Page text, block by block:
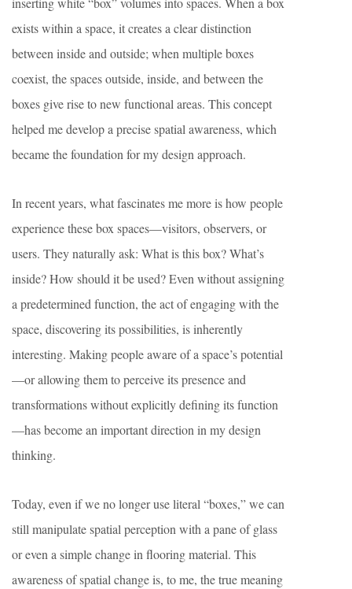
exists within a space, it creates a clear distinction
between inside and outside; when multiple boxes
coexist, the spaces outside, inside, and between the
boxes give rise to new functional areas. This concept
helped me develop a precise spatial awareness, which
became the foundation for my design approach.
In recent years, what fascinates me more is how people
experience these box spaces—visitors, observers, or
users. They naturally ask: What is this box? What’s
inside? How should it be used? Even without assigning
a predetermined function, the act of engaging with the
space, discovering its possibilities, is inherently
interesting. Making people aware of a space’s potential
—or allowing them to perceive its presence and
transformations without explicitly defining its function
—has become an important direction in my design
thinking.
Today, even if we no longer use literal “boxes,” we can
still manipulate spatial perception with a pane of glass
or even a simple change in flooring material. This
awareness of spatial change is, to me, the true meaning